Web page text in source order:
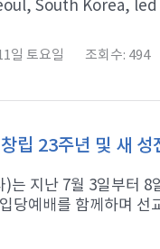
South Korea,
일 토요일 조회수: 494
립 23주년 및 새 성
는 지난 7월 3일부터
당예배를 함께하며 선